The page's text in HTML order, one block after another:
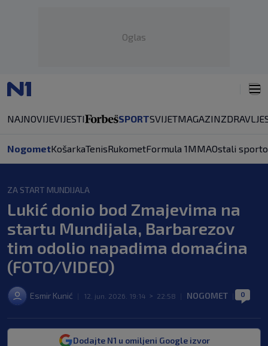
Oglas
NAJNOVIJEVIJESTI SPORTSVIJETMAGAZINZDRAVLJE
NogometKošarkaTenisRukometFormula 1MMAOstali
ZA START MUNDIJALA
Lukić donio bod Zmajevima na
startu Mundijala, Barbarezov
tim odolio napadima domaćina
(FOTO/VIDEO)
Esmir Kunić 12. jun. 2026. 19:14 > 22:58 NOGOMET 0
Dodajte N1 u omiljeni Google izvor